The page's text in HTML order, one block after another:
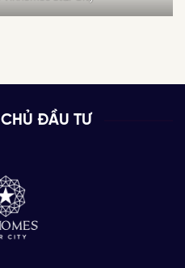
ĐẦU TƯ